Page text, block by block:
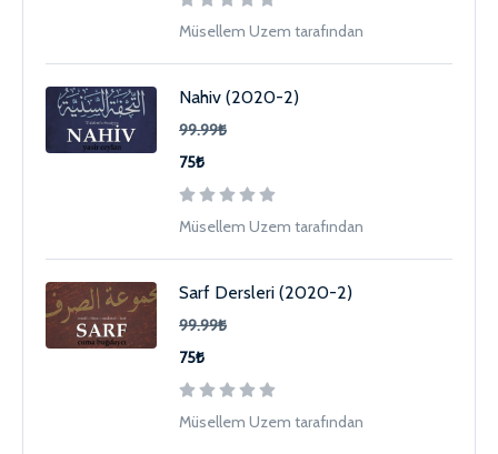
Müsellem Uzem tarafından
Nahiv (2020-2)
99.99₺
75₺
Müsellem Uzem tarafından
Sarf Dersleri (2020-2)
99.99₺
75₺
Müsellem Uzem tarafından